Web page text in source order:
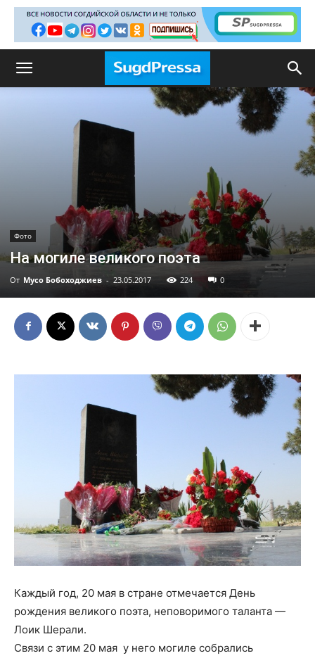
Фото
На могиле великого поэта
От Мусо Бобоходжиев - 23.05.2017 224 0
Каждый год, 20 мая в стране отмечается День
рождения великого поэта, неповоримого таланта —
Лоик Шерали.
Связи с этим 20 мая у него могиле собрались